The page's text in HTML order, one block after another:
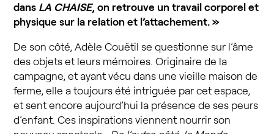
dans LA CHAISE, on retrouve un travail corporel et
physique sur la relation et l’attachement. »
De son côté, Adèle Couëtil se questionne sur l’âme
des objets et leurs mémoires. Originaire de la
campagne, et ayant vécu dans une vieille maison de
ferme, elle a toujours été intriguée par cet espace,
et sent encore aujourd’hui la présence de ses peurs
d’enfant. Ces inspirations viennent nourrir son